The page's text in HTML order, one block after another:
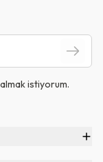
istiyorum.